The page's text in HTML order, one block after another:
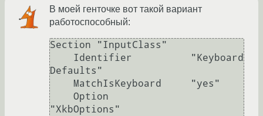
В моей генточке вот такой вариант
работоспособный:
Section "InputClass"
Defaults"
"XkbOptions"